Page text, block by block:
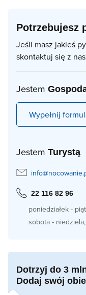
Potrzebujesz
Jeśli masz jakieś
skontaktuj się z
Jestem
Wypełnij
Jestem Turystą
22 116 82 96
poniedziałek -
sobota -
Dotrzyj do 3
Dodaj swój